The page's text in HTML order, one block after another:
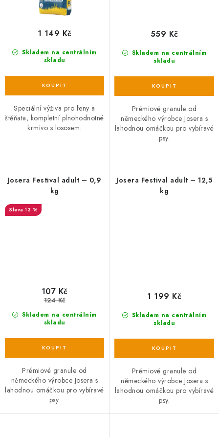
Skladem na centrálním
skladu
1 149 Kč
Speciální výživa pro feny a
štěňata, kompletní plnohodnotné
krmivo s lososem.
Skladem na centrálním
skladu
559 Kč
Prémiové granule od
německého výrobce Josera s
lahodnou omáčkou pro vybíravé
psy.
Josera Festival adult – 0,9
kg
13 %
Skladem na centrálním
skladu
107 Kč
124 Kč
Prémiové granule od
německého výrobce Josera s
lahodnou omáčkou pro vybíravé
psy.
Josera Festival adult – 12,5
kg
Skladem na centrálním
skladu
1 199 Kč
Prémiové granule od
německého výrobce Josera s
lahodnou omáčkou pro vybíravé
psy.